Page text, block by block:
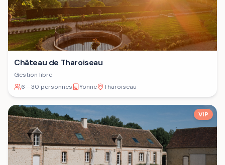
Château de Tharoiseau
Gestion libre
6 - 30 personnes
Yonne Tharoiseau
VIP